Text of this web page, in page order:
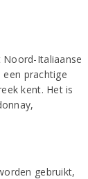
Italiaanse
prachtige
kent. Het is
gebruikt,